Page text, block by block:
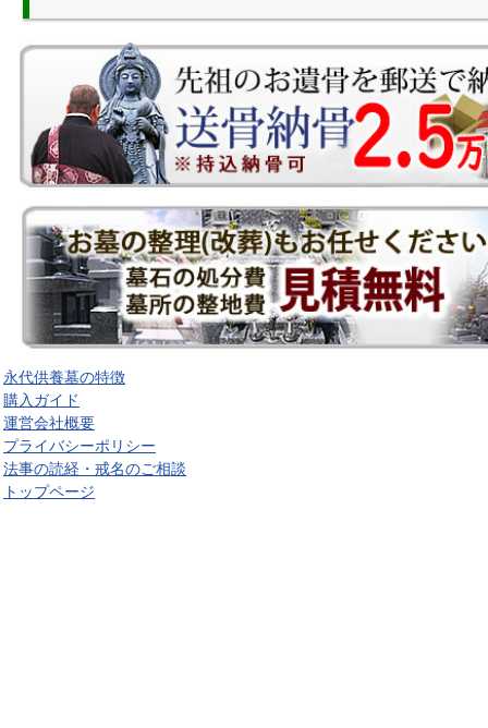
永代供養墓の特徴
購入ガイド
運営会社概要
プライバシーポリシー
法事の読経・戒名のご相談
トップページ